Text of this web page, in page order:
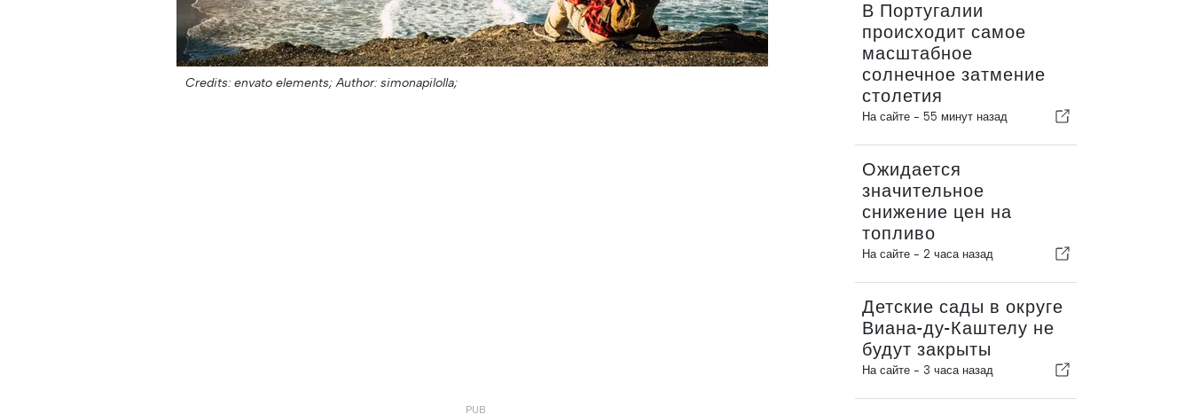
Credits: envato elements; Author: simonapilolla;
В Португалии
происходит самое
масштабное
солнечное затмение
столетия
На сайте - 55 минут назад
Ожидается
значительное
снижение цен на
топливо
На сайте - 2 часа назад
Детские сады в округе
Виана-ду-Каштелу не
будут закрыты
На сайте - 3 часа назад